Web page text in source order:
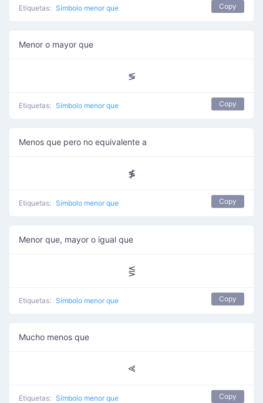
Etiquetas: Símbolo menor que Copy
Menor o mayor que
≶
Etiquetas: Símbolo menor que Copy
Menos que pero no equivalente a
≸
Etiquetas: Símbolo menor que Copy
Menor que, mayor o igual que
⋚
Etiquetas: Símbolo menor que Copy
Mucho menos que
⪡
Etiquetas: Símbolo menor que Copy